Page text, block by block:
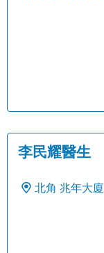
李民耀醫生
北角 兆年大廈